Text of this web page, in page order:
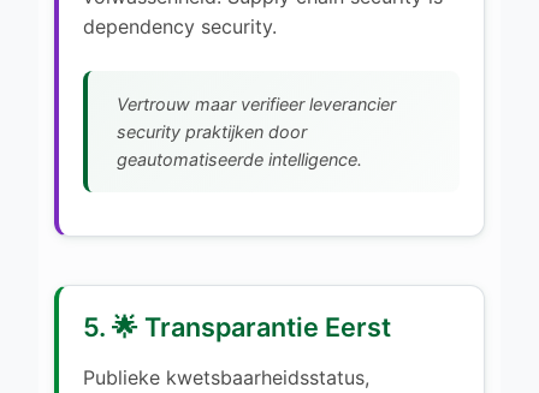
dependency security.
Vertrouw maar verifieer leverancier
security praktijken door
geautomatiseerde intelligence.
5. 🌟 Transparantie Eerst
Publieke kwetsbaarheidsstatus,